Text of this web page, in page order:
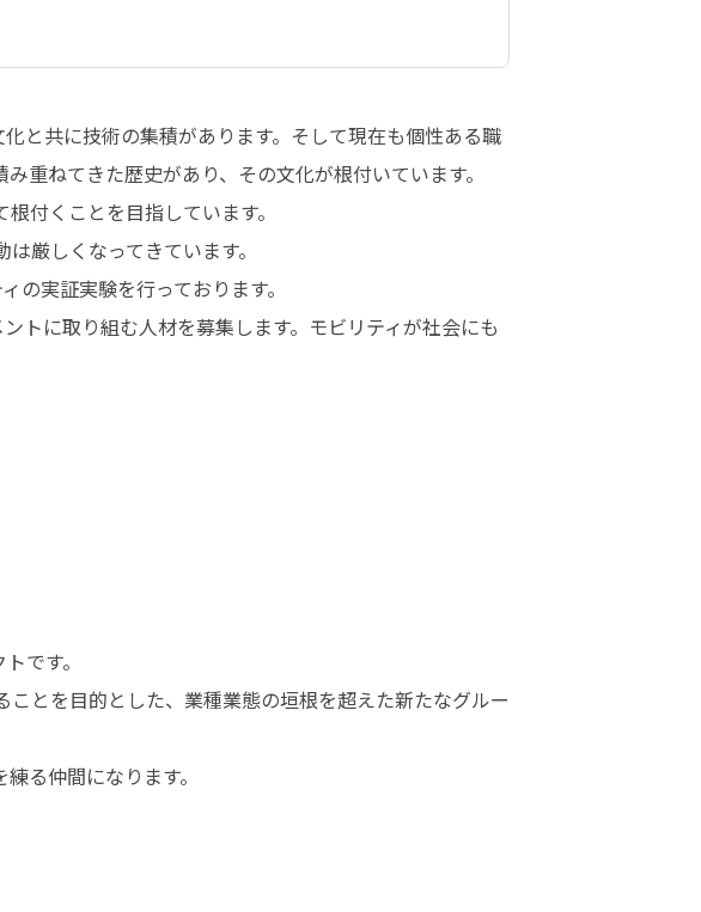
と共に技術の集積があります。そして現在も個性ある職
重ねてきた歴史があり、その文化が根付いています。
付くことを目指しています。
厳しくなってきています。
実証実験を行っております。
トに取り組む人材を募集します。モビリティが社会にも
です。
とを目的とした、業種業態の垣根を超えた新たなグルー
る仲間になります。